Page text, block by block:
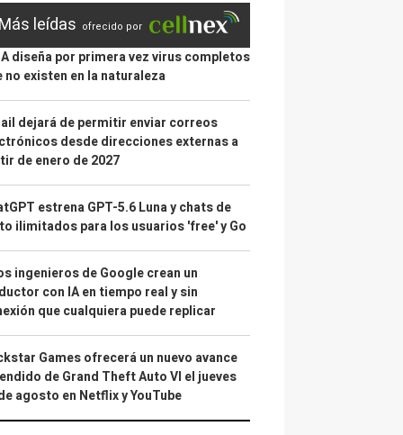
Más leídas ofrecido por
diseña por primera vez virus completos
no existen en la naturaleza
dejará de permitir enviar correos
desde direcciones externas a
de enero de 2027
estrena GPT-5.6 Luna y chats de
ilimitados para los usuarios 'free' y Go
ingenieros de Google crean un
con IA en tiempo real y sin
que cualquiera puede replicar
Games ofrecerá un nuevo avance
de Grand Theft Auto VI el jueves
agosto en Netflix y YouTube